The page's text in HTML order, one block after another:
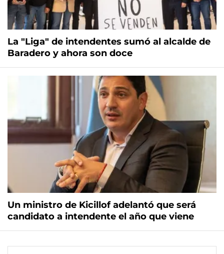
La "Liga" de intendentes sumó al alcalde de
Baradero y ahora son doce
Un ministro de Kicillof adelantó que será
candidato a intendente el año que viene